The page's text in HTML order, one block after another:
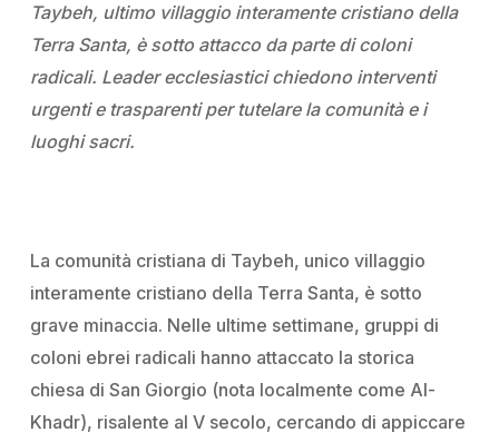
Taybeh, ultimo villaggio interamente cristiano della
Terra Santa, è sotto attacco da parte di coloni
radicali. Leader ecclesiastici chiedono interventi
urgenti e trasparenti per tutelare la comunità e i
luoghi sacri.
La comunità cristiana di Taybeh, unico villaggio
interamente cristiano della Terra Santa, è sotto
grave minaccia. Nelle ultime settimane, gruppi di
coloni ebrei radicali hanno attaccato la storica
chiesa di San Giorgio (nota localmente come Al-
Khadr), risalente al V secolo, cercando di appiccare